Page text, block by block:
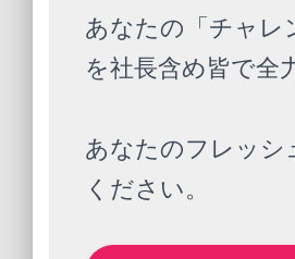
あなたの「チャレ
を社長含め皆で全
あなたのフレッシ
ください。